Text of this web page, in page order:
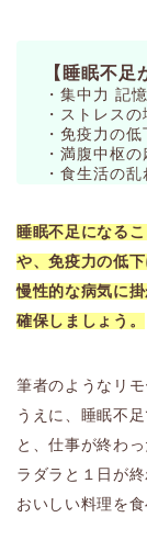
【睡眠不足
・集中力 記
・ストレスの
・免疫力の低
・満腹中枢
・食生活の
睡眠不足になる
や、免疫力の低
慢性的な病気に
確保しましょう。
筆者のようなリ
うえに、睡眠不
と、仕事が終わ
ラダラと１日が
おいしい料理を